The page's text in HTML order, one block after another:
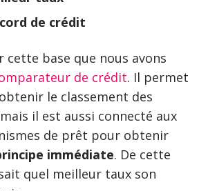
de crédit
cette base que nous avons
de crédit. Il permet
le classement des
il est aussi connecté aux
de prêt pour obtenir
immédiate. De cette
quel meilleur taux son